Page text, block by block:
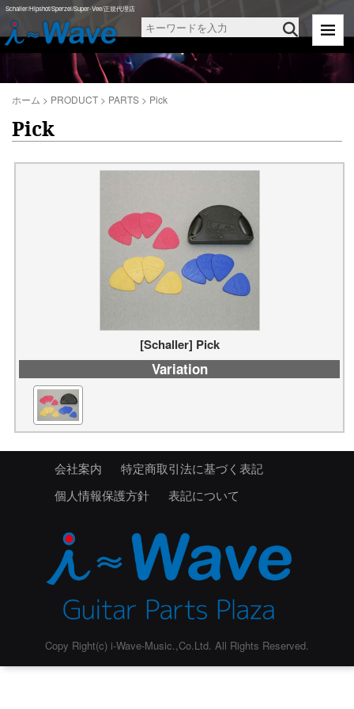
Schaller/Hipshot/Sperzel/Super-Vee/正規代理店
ホーム > PRODUCT > PARTS > Pick
Pick
[Schaller] Pick
Variation
会社案内
特定商取引法に基づく表記
個人情報保護方針
表記について
Copy Right(c) i-Wave-Music.,Co.Ltd. All Rights Reserved.